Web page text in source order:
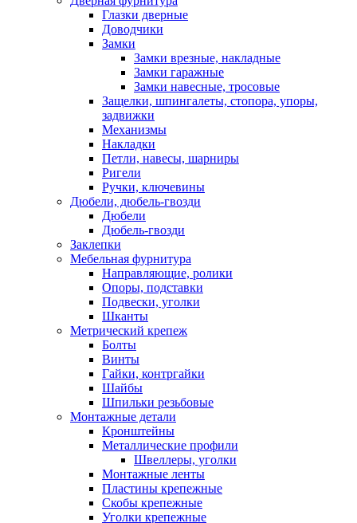
Глазки дверные
Доводчики
Замки
Замки врезные, накладные
Замки гаражные
Замки навесные, тросовые
Защелки, шпингалеты, стопора, упоры,
задвижки
Механизмы
Накладки
Петли, навесы, шарниры
Ригели
Ручки, ключевины
Дюбели, дюбель-гвозди
Дюбели
Дюбель-гвозди
Заклепки
Мебельная фурнитура
Направляющие, ролики
Опоры, подставки
Подвески, уголки
Шканты
Метрический крепеж
Болты
Винты
Гайки, контргайки
Шайбы
Шпильки резьбовые
Монтажные детали
Кронштейны
Металлические профили
Швеллеры, уголки
Монтажные ленты
Пластины крепежные
Скобы крепежные
Уголки крепежные